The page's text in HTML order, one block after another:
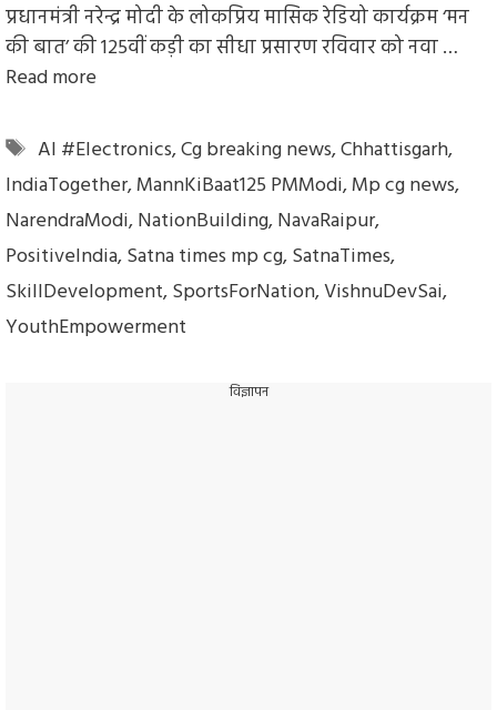
प्रधानमंत्री नरेन्द्र मोदी के लोकप्रिय मासिक रेडियो कार्यक्रम ‘मन
की बात’ की 125वीं कड़ी का सीधा प्रसारण रविवार को नवा …
Read more
Tags
AI #Electronics,Cg breaking news,Chhattisgarh,
IndiaTogether,MannKiBaat125 PMModi,Mp cg news,
NarendraModi,NationBuilding,NavaRaipur,
PositiveIndia,Satna times mp cg,SatnaTimes,
SkillDevelopment,SportsForNation,VishnuDevSai,
YouthEmpowerment
विज्ञापन